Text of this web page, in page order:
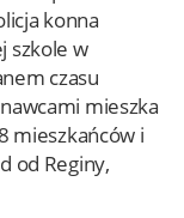
konna
szkole w
czasu
mieszka
mieszkańców i
od Reginy,